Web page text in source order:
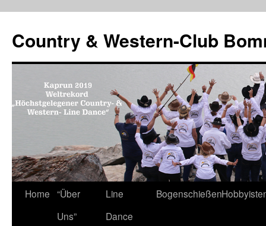
Country & Western-Club
Skip
Home “Über
Uns”
Line
Dance
Bogenschießen